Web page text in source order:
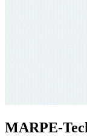
MARPE-